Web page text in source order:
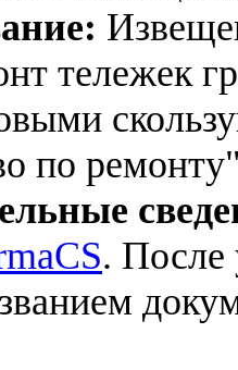
тележек
по
. После